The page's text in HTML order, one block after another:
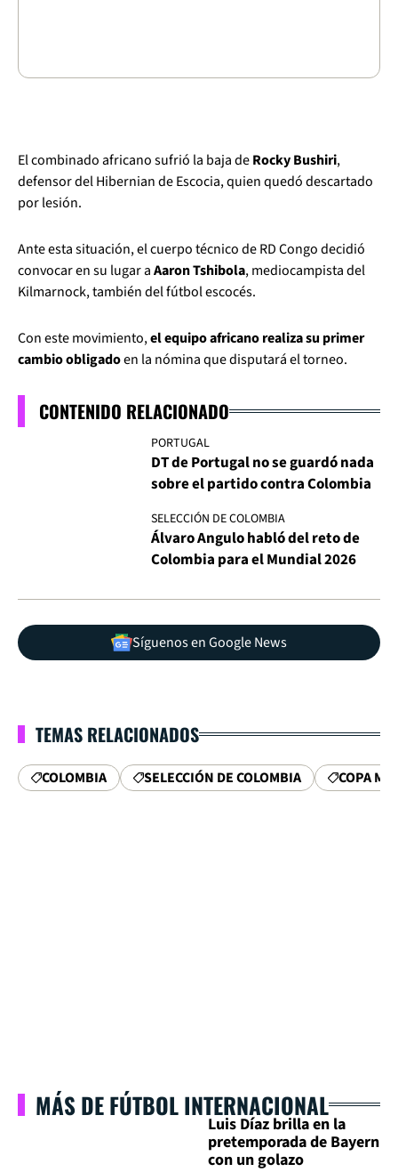
El combinado africano sufrió la baja deRocky Bushiri,
defensor del Hibernian de Escocia, quien quedó descartado
por lesión.
Ante esta situación, el cuerpo técnico de RD Congo decidió
convocar en su lugar aAaron Tshibola, mediocampista del
Kilmarnock, también del fútbol escocés.
Con este movimiento,el equipo africano realiza su primer
cambio obligadoen la nómina que disputará el torneo.
CONTENIDO RELACIONADO
PORTUGAL
DT de Portugal no se guardó nada
sobre el partido contra Colombia
SELECCIÓN DE COLOMBIA
Álvaro Angulo habló del reto de
Colombia para el Mundial 2026
Síguenos en Google News
TEMAS RELACIONADOS
COLOMBIA SELECCIÓN DE COLOMBIA COPA
MÁS DE FÚTBOL INTERNACIONAL
Luis Díaz brilla en la
pretemporada de Bayern
con un golazo